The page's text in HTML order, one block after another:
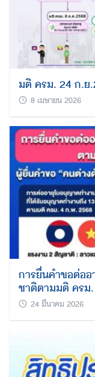
มติ ครม. 24 ก.ย
8 เมษายน 2026
การยื่นคำขอต่อ
ชาติตามมติ ครม
24 มีนาคม 2026